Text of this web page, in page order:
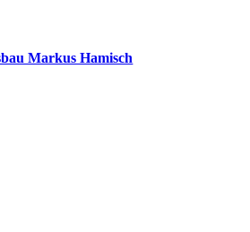
Markus Hamisch